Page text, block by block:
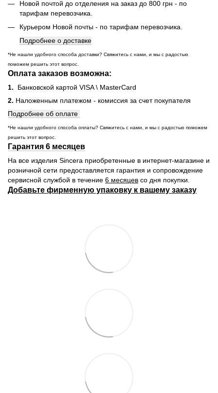
Новой почтой до отделения на заказ до 800 грн - по
тарифам перевозчика.
Курьером Новой почты - по тарифам перевозчика.
Подробнее о доставке
*Не нашли удобного способа доставки? Свяжитесь с нами, и мы с радостью
поможем решить этот вопрос.
Оплата заказов возможна:
1. Банковской картой VISA \ MasterCard
2. Наложенным платежом - комиссия за счет покупателя
Подробнее об оплате
*Не нашли удобного способа оплаты? Свяжитесь с нами, и мы с радостью поможем
решить этот вопрос.
Гарантия 6 месяцев
На все изделия Sincera приобретенные в интернет-магазине и
розничной сети предоставляется гарантия и сопровождение
сервисной службой в течение 6 месяцев со дня покупки.
Добавьте фирменную упаковку к вашему заказу